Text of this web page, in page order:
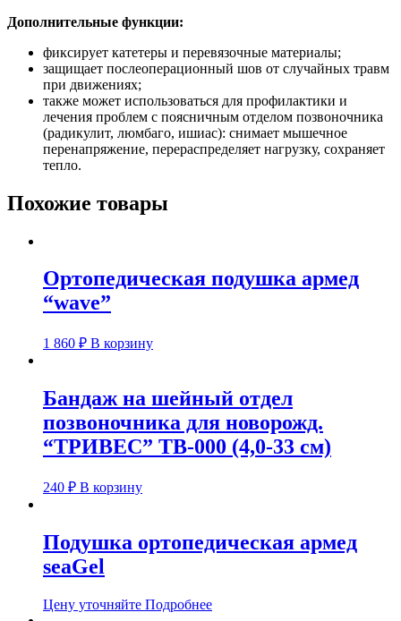
Дополнительные функции:
фиксирует катетеры и перевязочные материалы;
защищает послеоперационный шов от случайных травм
при движениях;
также может использоваться для профилактики и
лечения проблем с поясничным отделом позвоночника
(радикулит, люмбаго, ишиас): снимает мышечное
перенапряжение, перераспределяет нагрузку, сохраняет
тепло.
Похожие товары
Ортопедическая подушка армед
“wave”
1 860 ₽ В корзину
Бандаж на шейный отдел
позвоночника для новорожд.
“ТРИВЕС” ТВ-000 (4,0-33 см)
240 ₽ В корзину
Подушка ортопедическая армед
seaGel
Цену уточняйте Подробнее